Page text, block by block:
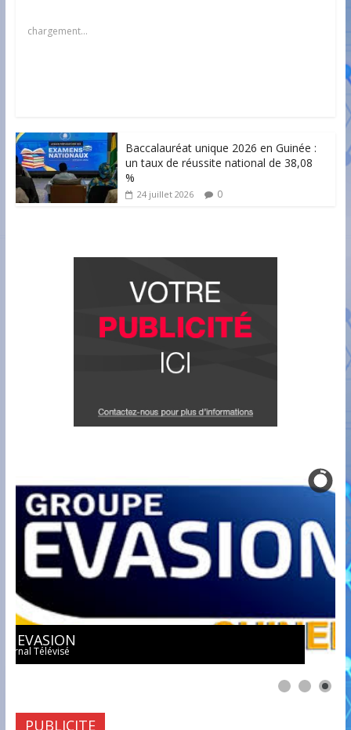
chargement…
Baccalauréat unique 2026 en Guinée :
un taux de réussite national de 38,08
%
24 juillet 2026 0
JT EVASION
Journal Télévisé
PUBLICITE